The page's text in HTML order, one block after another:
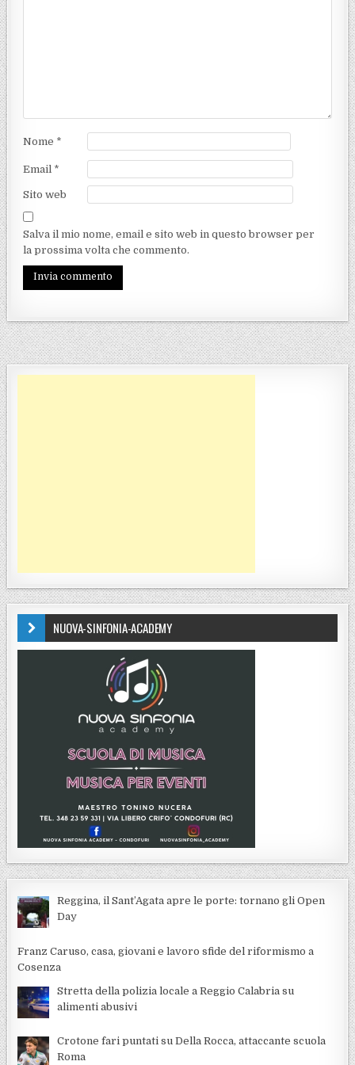
Nome *
Email *
Sito web
Salva il mio nome, email e sito web in questo browser per
la prossima volta che commento.
NUOVA-SINFONIA-ACADEMY
Reggina, il Sant’Agata apre le porte: tornano gli Open
Day
Franz Caruso, casa, giovani e lavoro sfide del riformismo a
Cosenza
Stretta della polizia locale a Reggio Calabria su
alimenti abusivi
Crotone fari puntati su Della Rocca, attaccante scuola
Roma